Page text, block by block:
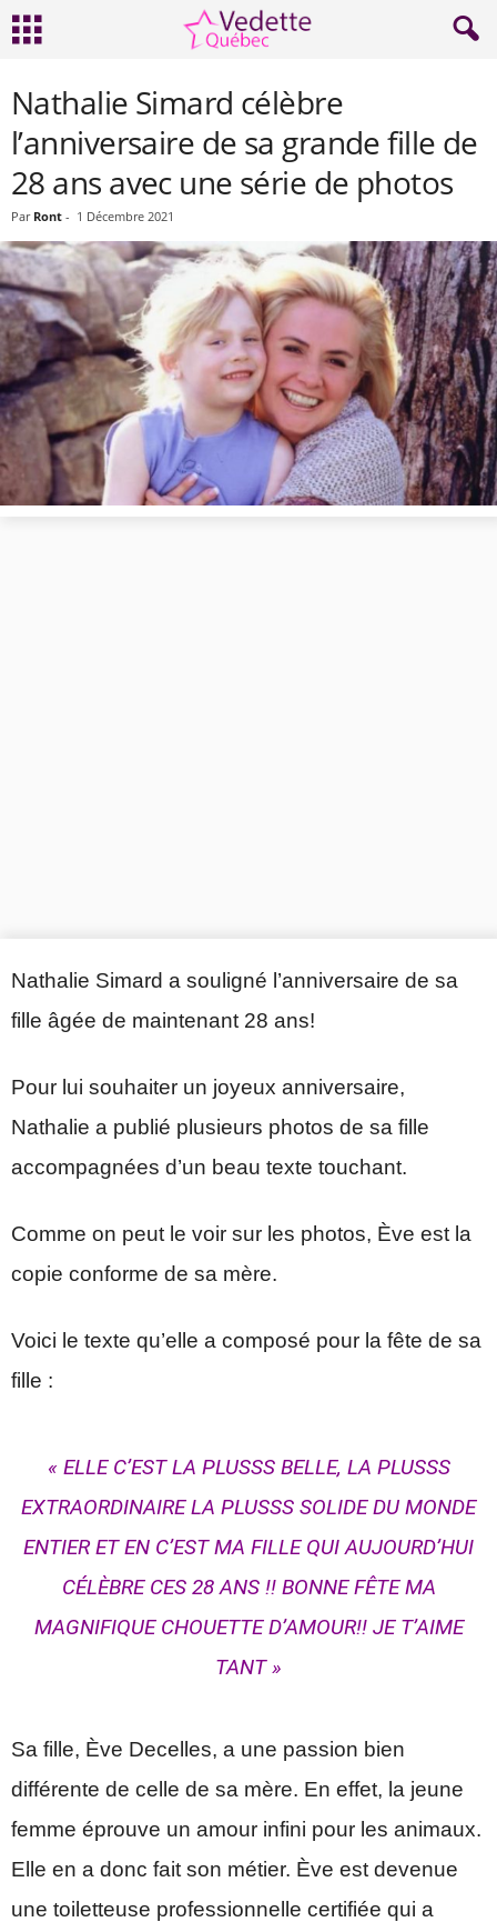
Nathalie Simard célèbre
l’anniversaire de sa grande fille de
28 ans avec une série de photos
Par Ront - 1 Décembre 2021
Nathalie Simard a souligné l’anniversaire de sa
fille âgée de maintenant 28 ans!
Pour lui souhaiter un joyeux anniversaire,
Nathalie a publié plusieurs photos de sa fille
accompagnées d’un beau texte touchant.
Comme on peut le voir sur les photos, Ève est la
copie conforme de sa mère.
Voici le texte qu’elle a composé pour la fête de sa
fille :
« ELLE C’EST LA PLUSSS BELLE, LA PLUSSS
EXTRAORDINAIRE LA PLUSSS SOLIDE DU MONDE
ENTIER ET EN C’EST MA FILLE QUI AUJOURD’HUI
CÉLÈBRE CES 28 ANS !! BONNE FÊTE MA
MAGNIFIQUE CHOUETTE D’AMOUR!! JE T’AIME
TANT »
Sa fille, Ève Decelles, a une passion bien
différente de celle de sa mère. En effet, la jeune
femme éprouve un amour infini pour les animaux.
Elle en a donc fait son métier. Ève est devenue
une toiletteuse professionnelle certifiée qui a